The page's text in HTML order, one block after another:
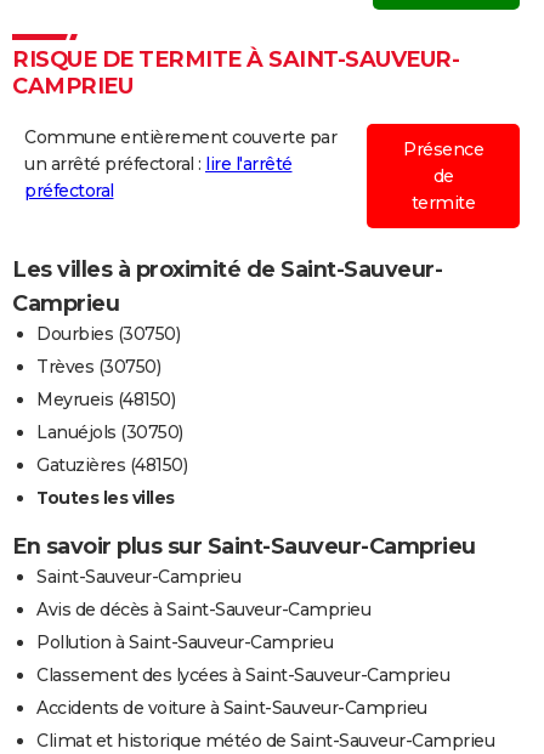
RISQUE DE TERMITE À SAINT-SAUVEUR-
CAMPRIEU
Commune entièrement couverte par
un arrêté préfectoral : lire l'arrêté
préfectoral
Présence
de
termite
Les villes à proximité de Saint-Sauveur-
Camprieu
Dourbies (30750)
Trèves (30750)
Meyrueis (48150)
Lanuéjols (30750)
Gatuzières (48150)
Toutes les villes
En savoir plus sur Saint-Sauveur-Camprieu
Saint-Sauveur-Camprieu
Avis de décès à Saint-Sauveur-Camprieu
Pollution à Saint-Sauveur-Camprieu
Classement des lycées à Saint-Sauveur-Camprieu
Accidents de voiture à Saint-Sauveur-Camprieu
Climat et historique météo de Saint-Sauveur-Camprieu